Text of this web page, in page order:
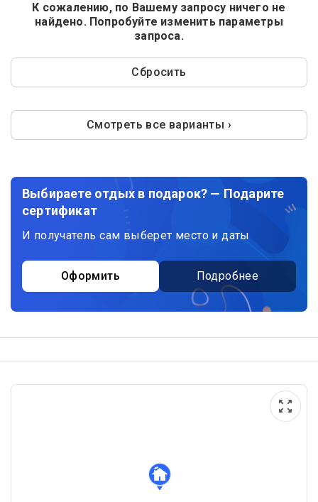
К сожалению, по Вашему запросу ничего не
найдено. Попробуйте изменить параметры
запроса.
Сбросить
Смотреть все варианты ›
Выбираете отдых в подарок? — Подарите
сертификат
И получатель сам выберет место и даты
Оформить Подробнее